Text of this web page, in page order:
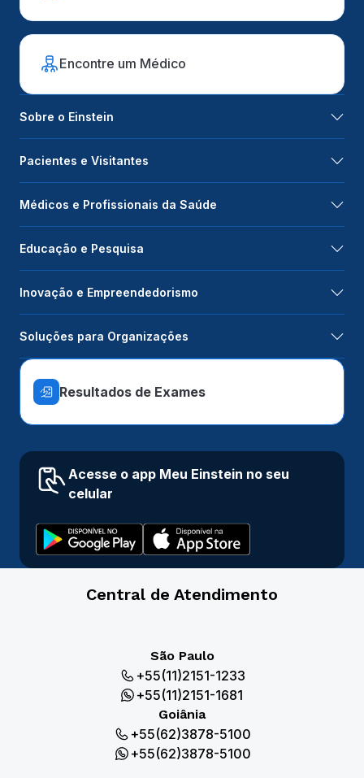
Encontre um Médico
Sobre o Einstein
Pacientes e Visitantes
Médicos e Profissionais da Saúde
Educação e Pesquisa
Inovação e Empreendedorismo
Soluções para Organizações
Resultados de Exames
Acesse o app Meu Einstein no seu
celular
Central de Atendimento
São Paulo
+55(11)2151-1233
+55(11)2151-1681
Goiânia
+55(62)3878-5100
+55(62)3878-5100